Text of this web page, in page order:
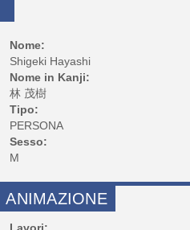
Nome:
Shigeki Hayashi
Nome in Kanji:
林 茂樹
Tipo:
PERSONA
Sesso:
M
ANIMAZIONE